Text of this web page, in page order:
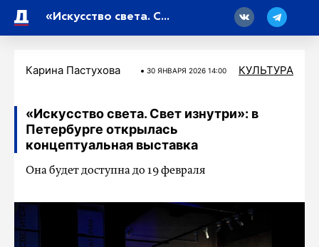
«Искусство света. Свет изнутри»: в Петербурге открылась концептуальная выставка
Карина Пастухова 30 ЯНВАРЯ 2026 14:00 КУЛЬТУРА
«Искусство света. Свет изнутри»: в
Петербурге открылась
концептуальная выставка
Она будет доступна до 19 февраля